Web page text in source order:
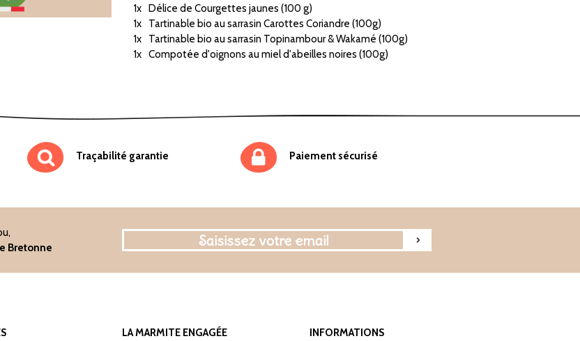
1x Délice de Courgettes jaunes (100 g)
1x
Tartinable bio au sarrasin Carottes Coriandre (100g)
1x
Tartinable bio au sarrasin Topinambour & Wakamé (100g)
1x Compotée d'oignons au miel d'abeilles noires (100g)
Traçabilité garantie Paiement sécurisé
Bretonne
LA MARMITE ENGAGÉE INFORMATIONS